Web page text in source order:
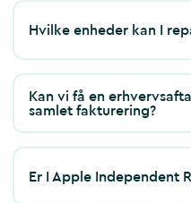
Hvilke enheder kan I
Kan vi få en
samlet fakturering?
Er I Apple Independent